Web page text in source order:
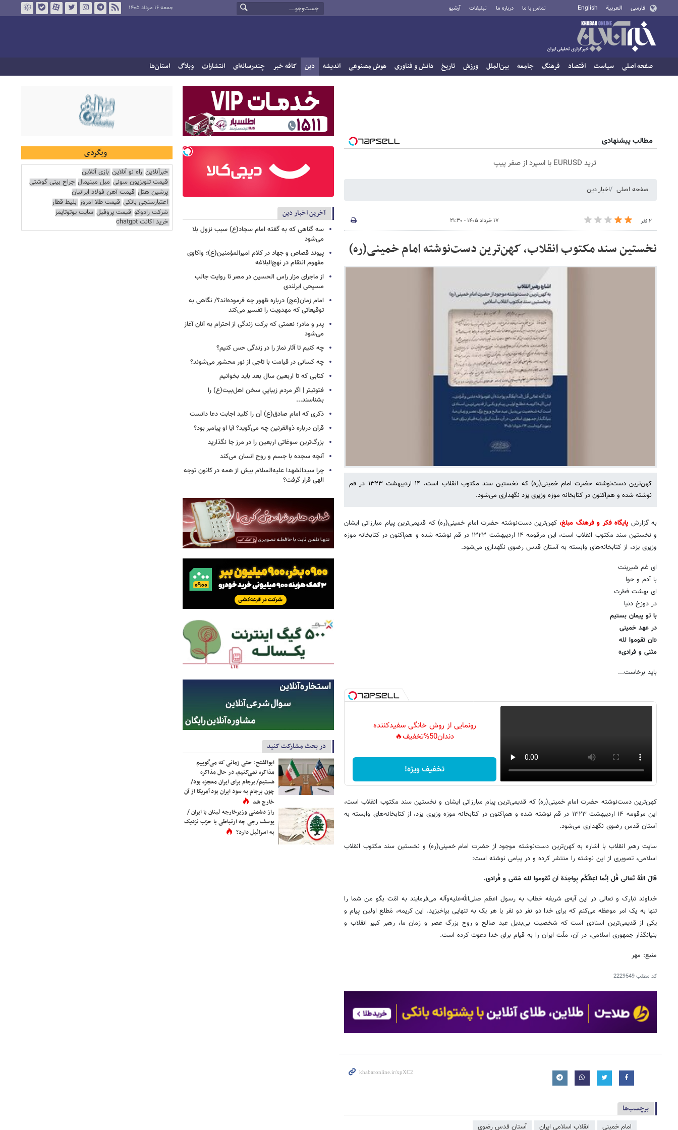
فارسی العربية English تماس با ما درباره ما تبلیغات آرشیو جمعه ۱۶ مرداد ۱۴۰۵
صفحه اصلی سیاست اقتصاد فرهنگ جامعه بین‌الملل ورزش تاریخ دانش و فناوری هوش مصنوعی اندیشه دین کافه خبر چندرسانه‌ای انتشارات وبلاگ استان‌ها
مطالب پیشنهادی
ترید EURUSD با اسپرد از صفر پیپ
صفحه اصلی اخبار دین
۲ نفر ۱۷ خرداد ۱۴۰۵ - ۲۱:۳۰
نخستین سند مکتوب انقلاب، کهن‌ترین دست‌نوشته امام خمینی(ره)
کهن‌ترین دست‌نوشته حضرت امام خمینی(ره) که نخستین سند مکتوب انقلاب است، ۱۴ اردیبهشت ۱۳۲۳ در قم
نوشته شده و هم‌اکنون در کتابخانه موزه وزیری یزد نگهداری می‌شود.
به گزارش پایگاه فکر و فرهنگ مبلغ،کهن‌ترین دست‌نوشته حضرت امام خمینی(ره) که قدیمی‌ترین پیام مبارزاتی ایشان
و نخستین سند مکتوب انقلاب است، این مرقومه ۱۴ اردیبهشت ۱۳۲۳ در قم نوشته شده و هم‌اکنون در کتابخانه موزه
وزیری یزد، از کتابخانه‌های وابسته به آستان قدس رضوی نگهداری می‌شود.
ای غم شیرینت
با آدم و حوا
ای بهشت فطرت
در دوزخ دنیا
با تو پیمان بستیم
در عهد خمینی
«ان تقوموا لله
مثنی و فرادی»
باید برخاست...
رونمایی از روش خانگی سفیدکننده
دندان50%تخفیف🔥
تخفیف ویژه!
کهن‌ترین دست‌نوشته حضرت امام خمینی(ره) که قدیمی‌ترین پیام مبارزاتی ایشان و نخستین سند مکتوب انقلاب است،
این مرقومه ۱۴ اردیبهشت ۱۳۲۳ در قم نوشته شده و هم‌اکنون در کتابخانه موزه وزیری یزد، از کتابخانه‌های وابسته به
آستان قدس رضوی نگهداری می‌شود.
سایت رهبر انقلاب با اشاره به کهن‌ترین دست‌نوشته موجود از حضرت امام خمینی(ره) و نخستین سند مکتوب انقلاب
اسلامی، تصویری از این نوشته را منتشر کرده و در پیامی نوشته است:
قالَ اللهُ تَعالی قُل اِنَّما اَعِظُکُم بِواحِدَة‌ اَن تَقوموا لله مَثنی و فُرادی.
خداوند تبارک و تعالی در این آیه‌ی شریفه خطاب به رسول‌ اعظم‌ صلی‌الله‌علیه‌وآله می‌فرمایند به امّت بگو من شما را
تنها به یک امر موعظه می‌کنم که برای خدا دو نفر دو نفر یا هر یک به تنهایی بپاخیزید. این کریمه، مَطلع اولین پیام و
یکی از قدیمی‌ترین اسنادی است که شخصیت بی‌بدیل عبد صالح و روح بزرگ عصر و زمان ما، رهبر کبیر انقلاب و
بنیانگذار جمهوری اسلامی، در آن، ملّت ایران را به قیام برای خدا دعوت کرده است.
منبع: مهر
کد مطلب2229549
برچسب‌ها
امام خمینی انقلاب اسلامی ایران آستان قدس رضوی
آخرین اخبار دین
سه گناهی که به گفته امام سجاد(ع) سبب نزول بلا
می‌شود
پیوند قصاص و جهاد در کلام امیرالمؤمنین(ع)؛ واکاوی
مفهوم انتقام در نهج‌البلاغه
از ماجرای مزار راس الحسین در مصر تا روایت جالب
مسیحی ایرلندی
امام زمان(عج) درباره ظهور چه فرموده‌اند؟/ نگاهی به
توقیعاتی که مهدویت را تفسیر می‌کند
پدر و مادر؛ نعمتی که برکت زندگی از احترام به آنان آغاز
می‌شود
چه کنیم تا آثار نماز را در زندگی حس کنیم؟
چه کسانی در قیامت با تاجی از نور محشور می‌شوند؟
کتابی که تا اربعین سال بعد باید بخوانیم
فتوتیتر | اگر مردم زیباییِ سخن اهل‌بیت(ع) را
بشناسند...
ذکری که امام صادق(ع) آن را کلید اجابت دعا دانست
قرآن درباره ذوالقرنین چه می‌گوید؟ آیا او پیامبر بود؟
بزرگ‌ترین سوغاتی اربعین را در مرز جا نگذارید
آنچه سجده با جسم و روح انسان می‌کند
چرا سیدالشهدا علیه‌السلام بیش از همه در کانون توجه
الهی قرار گرفت؟
در بحث مشارکت کنید
ابوالفتح: حتی زمانی که می‌گوییم
مذاکره نمی‌کنیم، در حال مذاکره
هستیم/ برجام برای ایران معجزه بود/
چون برجام به سود ایران بود آمریکا از آن
خارج شد
راز دشمنی وزیرخارجه لبنان با ایران /
یوسف رجی چه ارتباطی با حزب نزدیک
به اسرائیل دارد؟
وبگردی
خبرآنلاین راه نو آنلاین بازی آنلاین
قیمت تلویزیون سونی مبل مینیمال جراح بینی گوشتی
پرشین هتل قیمت آهن فولاد ایرانیان
اعتبارسنجی بانکی قیمت طلا امروز بلیط قطار
شرکت رادوکو قیمت پروفیل سایت یوتوتایمز
خرید اکانت chatgpt